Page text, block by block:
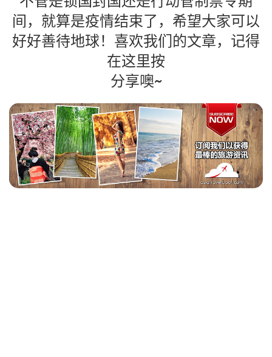
间，就算是疫情结束了，希望大家可以
好好善待地球！喜欢我们的文章，记得
在这里按
分享噢~